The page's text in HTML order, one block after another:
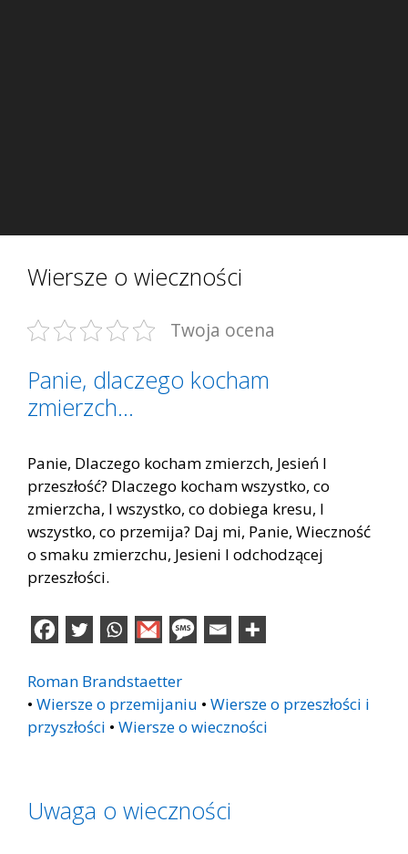
Wiersze o wieczności
Twoja ocena
Panie, dlaczego kocham
zmierzch…
Panie, Dlaczego kocham zmierzch, Jesień I
przeszłość? Dlaczego kocham wszystko, co
zmierzcha, I wszystko, co dobiega kresu, I
wszystko, co przemija? Daj mi, Panie, Wieczność
o smaku zmierzchu, Jesieni I odchodzącej
przeszłości.
Roman Brandstaetter
• Wiersze o przemijaniu • Wiersze o przeszłości i
przyszłości • Wiersze o wieczności
Uwaga o wieczności